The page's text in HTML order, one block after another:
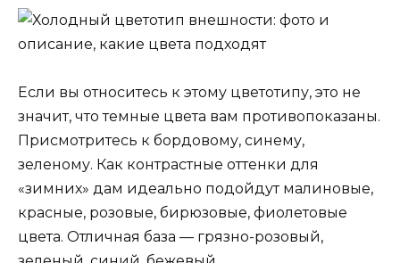
Если вы относитесь к этому цветотипу, это не
значит, что темные цвета вам противопоказаны.
Присмотритесь к бордовому, синему,
зеленому. Как контрастные оттенки для
«зимних» дам идеально подойдут малиновые,
красные, розовые, бирюзовые, фиолетовые
цвета. Отличная база — грязно-розовый,